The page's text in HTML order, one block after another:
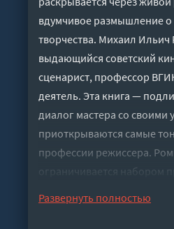
вдумчивое размышление
творчества. Михаил
выдающийся советский
сценарист, профессор
деятель. Эта книга —
диалог мастера со своими
приоткрываются самые
профессии режиссера.
ограничивается набором
Развернуть полностью